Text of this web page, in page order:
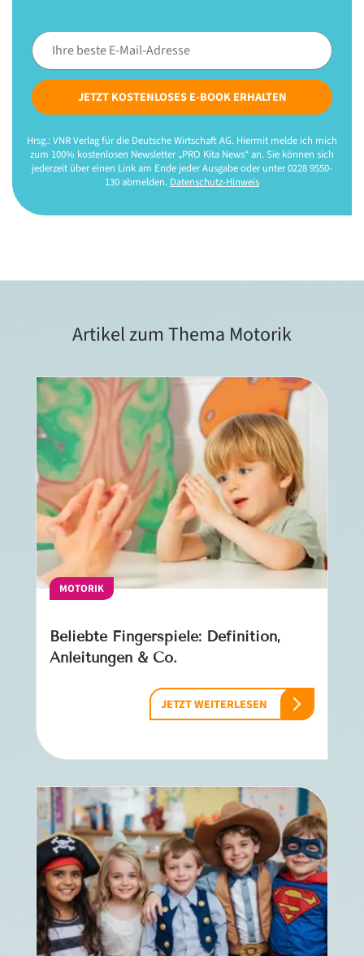
JETZT KOSTENLOSES E-BOOK ERHALTEN
Hrsg.: VNR Verlag für die Deutsche Wirtschaft AG. Hiermit melde ich mich
zum 100% kostenlosen Newsletter „PRO Kita News“ an. Sie können sich
jederzeit über einen Link am Ende jeder Ausgabe oder unter 0228 9550-
130 abmelden. Datenschutz-Hinweis
Artikel zum Thema Motorik
MOTORIK
Beliebte Fingerspiele: Definition,
Anleitungen & Co.
JETZT WEITERLESEN